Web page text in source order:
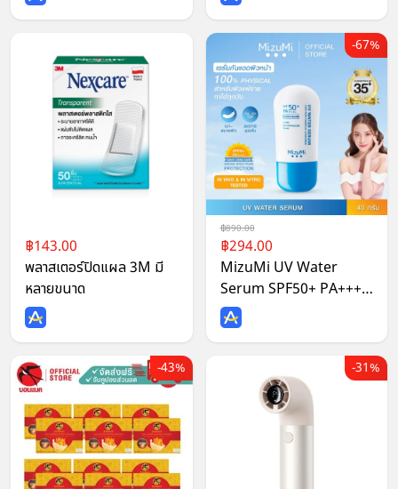
143.00
พลาสเตอร์ปิดแผล 3M มี
หลายขนาด
890.00
294.00
67%
MizuMi UV Water
Serum SPF50+ PA++++
40g No.1 Best Selling
Sunscreen ครีมกันแดด
ยอดขายอันดับ 1 สำหรับใช้
43% 31%